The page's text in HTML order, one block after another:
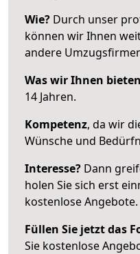
Wie? Durch unser
können wir Ihnen
andere
Was wir Ihnen
14 Jahren.
Kompetenz, da wir
Wünsche und
Interesse? Dann
holen Sie sich erst
kostenlose Angebote.
Füllen Sie jetzt das
Sie kostenlose